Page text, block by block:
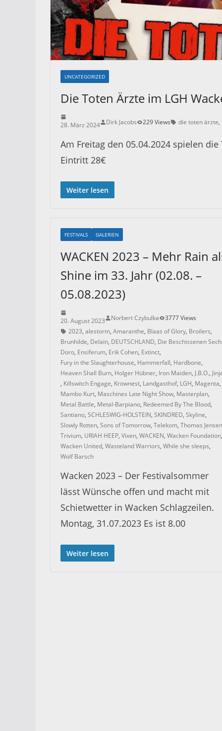
UNCATEGORIZED
Die Toten Ärzte im LGH
28. März 2024 Dirk Jacobs 229 Views die toten ärzte,
Am Freitag den 05.04.2024 spielen
Eintritt 28€
Weiter lesen
FESTIVALS GALERIEN
WACKEN 2023 – Mehr Rain
Shine im 33. Jahr (02.08. –
05.08.2023)
20. August 2023 Norbert Czybulka
3777 Views
2023, alestorm, Amaranthe, Blaas of Glory, Broilers,
Brunhilde, Delain, DEUTSCHLAND, Die Beschissenen
Doro, Ensiferum, Erik Cohen, Extinct,
Fury in the Slaughterhouse, Hammerfall, Hardbone,
Heaven Shall Burn, Holger Hübner, Iron Maiden, J.B.O.,
, Killswitch Engage, Krownest, Landgasthof, LGH, Magenta,
Mambo Kurt, Maschines Late Night Show, Masterplan,
Metal Battle, Metal-Barpiano, Redeemed By The Blood,
Santiano, SCHLESWIG-HOLSTEIN, SKINDRED, Skyline,
Slowly Rotten, Sons of Tomorrow, Telekom, Thomas Jensen
Trivium, URIAH HEEP, Vixen, WACKEN, Wacken Foundation
Wacken United, Wasteland Warriors, While she sleeps,
Wolf Barsch
Wacken 2023 – Der Festivalsommer
lässt Wünsche offen und macht mit
Schietwetter in Wacken Schlagzeilen.
Montag, 31.07.2023 Es ist 8.00
Weiter lesen